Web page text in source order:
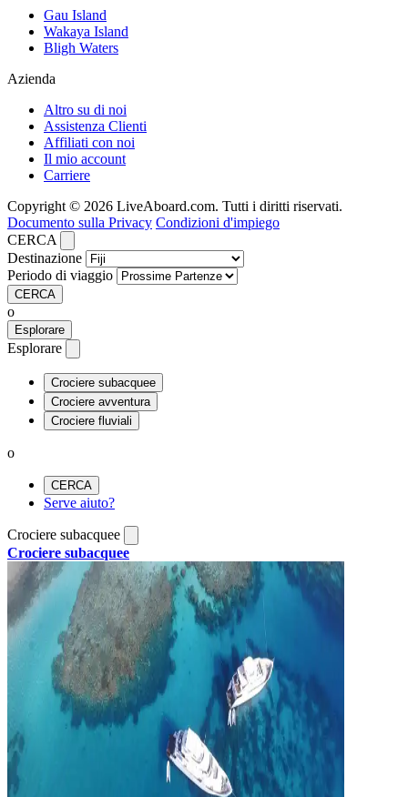
Gau Island
Wakaya Island
Bligh Waters
Azienda
Altro su di noi
Assistenza Clienti
Affiliati con noi
Il mio account
Carriere
Copyright © 2026 LiveAboard.com. Tutti i diritti riservati.
Documento sulla Privacy Condizioni d'impiego
CERCA
Destinazione
Periodo di viaggio
CERCA
o
Esplorare
Esplorare
Crociere subacquee
Crociere avventura
Crociere fluviali
o
CERCA
Serve aiuto?
Crociere subacquee
Crociere subacquee